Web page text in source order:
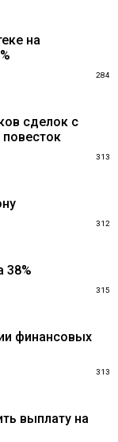
на
284
сделок с
313
312
38%
315
финансовых
313
выплату на